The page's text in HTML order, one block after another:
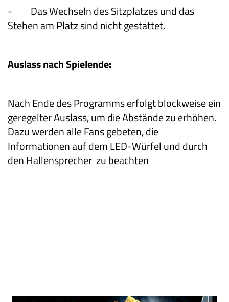
-
Das Wechseln des Sitzplatzes und das
Stehen am Platz sind nicht gestattet.
Auslass nach Spielende:
Nach Ende des Programms erfolgt blockweise ein
geregelter Auslass, um die Abstände zu erhöhen.
Dazu werden alle Fans gebeten, die
Informationen auf dem LED-Würfel und durch
den Hallensprecher zu beachten